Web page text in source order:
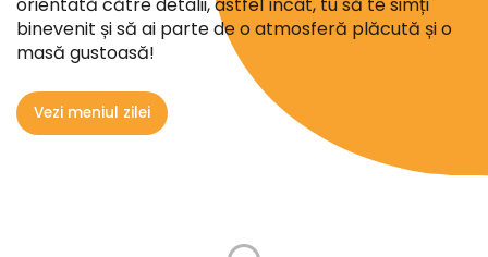
Proiecte
orientată către detalii, astfel încât, tu să te simți
binevenit și să ai parte de o atmosferă plăcută și o
masă gustoasă!
Vezi meniul zilei